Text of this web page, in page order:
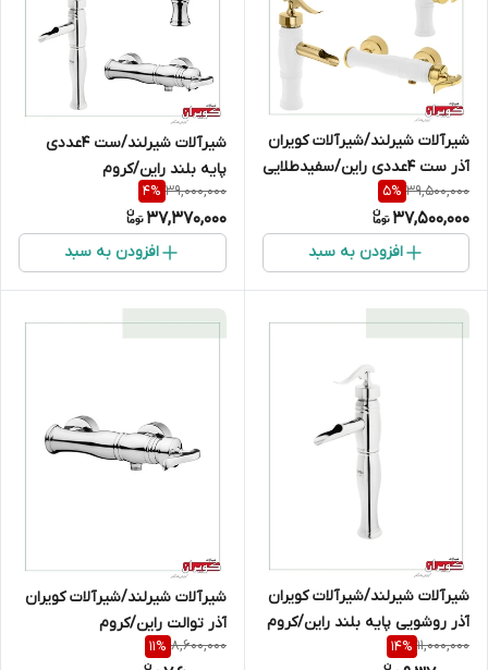
شیرآلات شیرلند/شیرآلات کویران
آذر ست 4عددی راین/سفیدطلایی
39,500,000
5%
37,500,000
افزودن به سبد
شیرآلات شیرلند/ست 4عددی
پایه بلند راین/کروم
39,000,000
4%
37,370,000
افزودن به سبد
شیرآلات شیرلند/شیرآلات کویران
آذر روشویی پایه بلند راین/کروم
11,000,000
14%
شیرآلات شیرلند/شیرآلات کویران
آذر توالت راین/کروم
8,600,000
11%